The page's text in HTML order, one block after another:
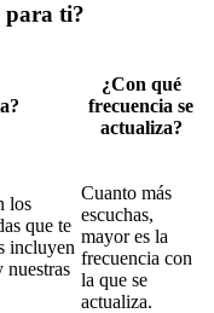
para ti?
¿Con qué
frecuencia se
actualiza?
los
que te
incluyen
nuestras
Cuanto más
escuchas,
mayor es la
frecuencia con
la que se
actualiza.